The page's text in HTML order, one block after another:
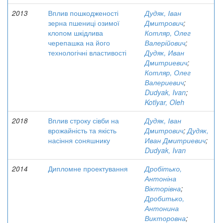
2013
Вплив пошкодженості
зерна пшениці озимої
клопом шкідлива
черепашка на його
технологічні властивості
Дудяк, Іван
Дмитрович;
Котляр, Олег
Валерійович;
Дудяк, Иван
Дмитриевич;
Котляр, Олег
Валериевич;
Dudyak, Ivan;
Kotlyar, Oleh
2018
Вплив строку сівби на
врожайність та якість
насіння соняшнику
Дудяк, Іван
Дмитрович;Дудяк,
Иван Дмитриевич;
Dudyak, Ivan
2014
Дипломне проектування
Дробітько,
Антоніна
Вікторівна;
Дробитько,
Антонина
Викторовна;